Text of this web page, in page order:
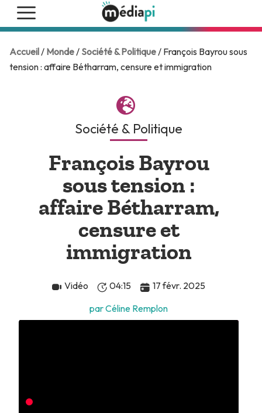
Accueil/ Monde/ Société & Politique/ François Bayrou sous
tension : affaire Bétharram, censure et immigration
Société & Politique
François Bayrou
sous tension :
affaire Bétharram,
censure et
immigration
Vidéo 04:15
17 févr. 2025
par Céline Remplon